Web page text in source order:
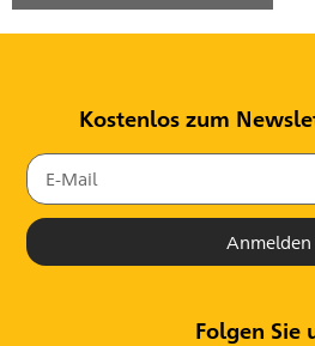
Kostenlos zum
Anmelden
Folgen Sie